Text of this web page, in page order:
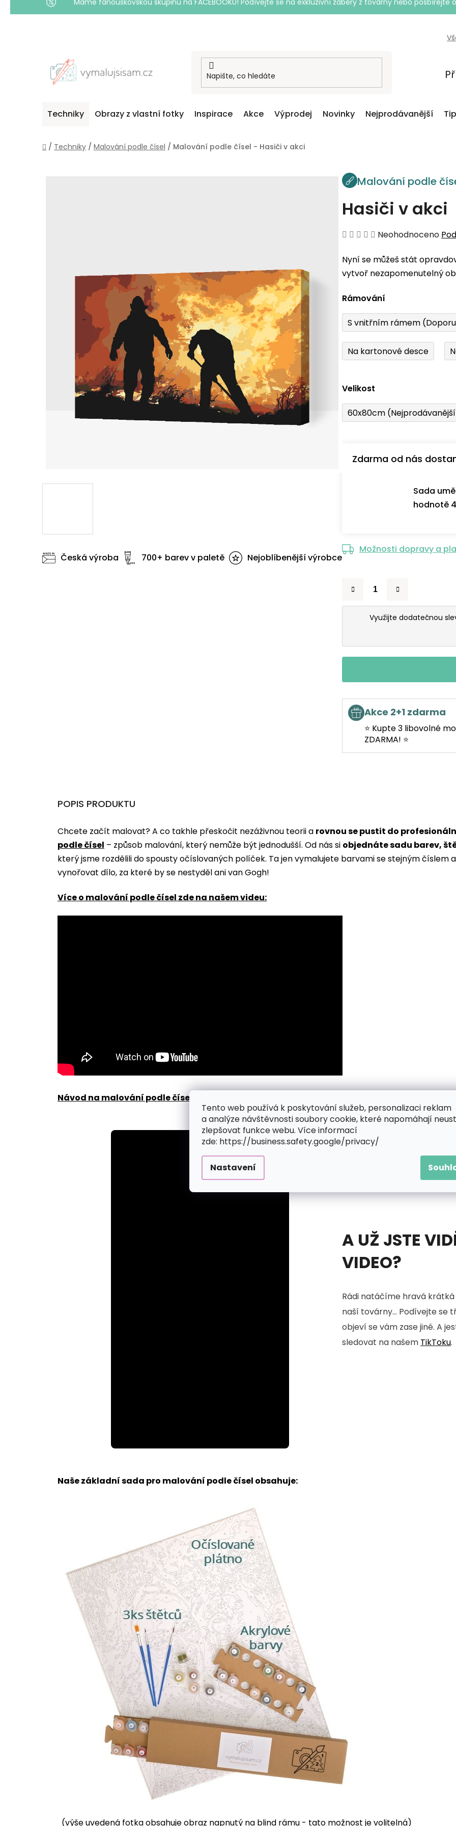
Tento web používá k poskytování služeb, personalizaci reklam
a analýze návštěvnosti soubory cookie, které napomáhají
zlepšovat funkce webu. Více informací
zde: https://business.safety.google/privacy/
Nastavení
Máme fanouškovskou skupinu na FACEBOOKU! Podívejte se na exkluzivní záběry z továrny nebo
Techniky Obrazy z vlastní fotky Inspirace Akce Výprodej Novinky Nejprodávanější
Domů
/ Techniky / Malování podle čísel / Malování podle čísel - Hasiči v akci
Malování podle
Hasiči v akci
Průměrné
produktu
je
z
5
hvězdiček.
Neohodnoceno
Nyní se můžeš stát
vytvoř nezapomenutelný
Rámování
S vnitřním rámem
Na kartonové desce
Velikost
60x80cm
Zdarma od nás
Sada
hodnotě
Možnosti dopravy a
Využijte dodatečnou
Akce 2+1 zdarma
⭐ Kupte 3 libovolné
ZDARMA! ⭐
Česká výroba 700+ barev v paletě Nejoblíbenější výrobce
POPIS PRODUKTU
Chcete začít malovat? A co takhle přeskočit nezáživnou teorii a rovnou se pustit do
podle čísel ­­– způsob malování, který nemůže být jednodušší. Od nás si objednáte sadu barev,
který jsme rozdělili do spousty očíslovaných políček. Ta jen vymalujete barvami se stejným číslem
vynořovat dílo, za které by se nestyděl ani van Gogh!
Více o malování podle čísel zde na našem videu:
Návod na malování podle čísel zde
100.00%
A UŽ JSTE
VIDEO?
Rádi natáčíme hravá krátká
naší továrny... Podívejte se
objeví se vám zase jiné. A
sledovat na našem TikToku.
Naše základní sada pro malování podle čísel obsahuje:
(výše uvedená fotka obsahuje obraz napnutý na blind rámu - tato možnost je volitelná)